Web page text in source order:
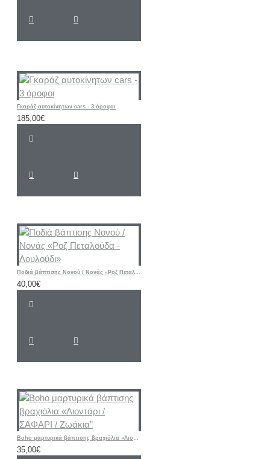
Γκαράζ αυτοκίνητων cars - 3 όροφοι
185,00€
Ποδιά βάπτισης Νονού / Νονάς «Ροζ Πεταλούδα - Λουλούδι»
40,00€
Boho μαρτυρικά βάπτισης βραχιόλια «Λιοντάρι / ΣΑΦΑΡΙ / Ζωάκια”
35,00€